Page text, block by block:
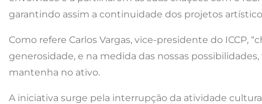
garantindo assim a continuidade dos projetos
Como refere Carlos Vargas, vice-presidente do ICCP,
generosidade, e na medida das nossas
mantenha no ativo.
A iniciativa surge pela interrupção da atividade